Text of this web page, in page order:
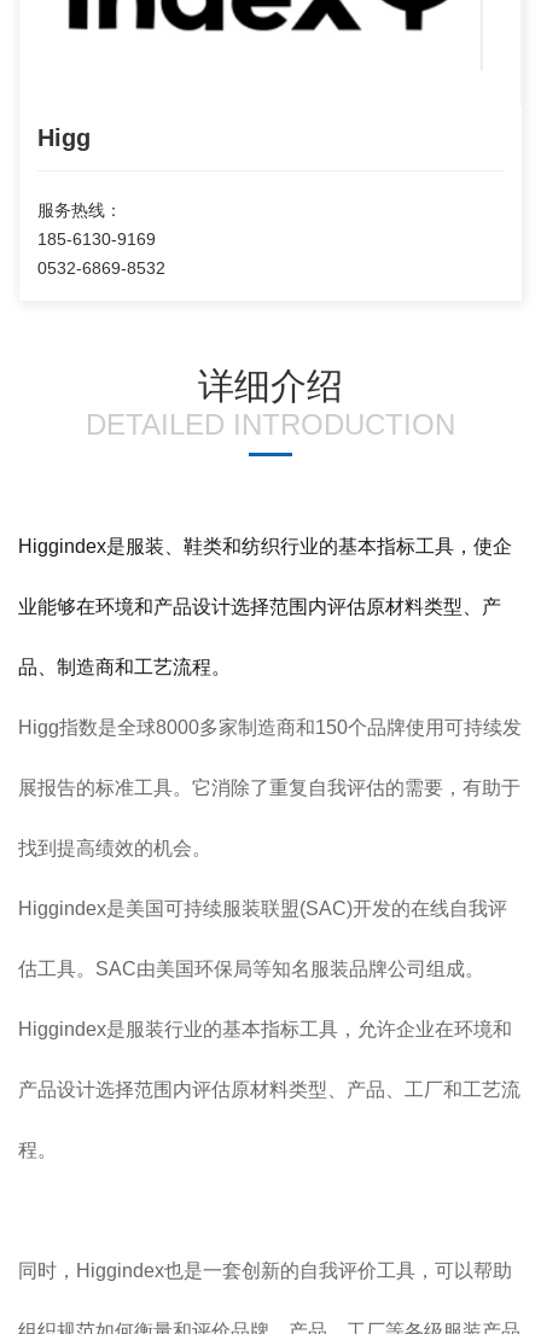
Higg
服务热线：
185-6130-9169
0532-6869-8532
详细介绍
DETAILED INTRODUCTION
Higgindex是服装、鞋类和纺织行业的基本指标工具，使企
业能够在环境和产品设计选择范围内评估原材料类型、产
品、制造商和工艺流程。
Higg指数是全球8000多家制造商和150个品牌使用可持续发
展报告的标准工具。它消除了重复自我评估的需要，有助于
找到提高绩效的机会。
Higgindex是美国可持续服装联盟(SAC)开发的在线自我评
估工具。SAC由美国环保局等知名服装品牌公司组成。
Higgindex是服装行业的基本指标工具，允许企业在环境和
产品设计选择范围内评估原材料类型、产品、工厂和工艺流
程。
同时，Higgindex也是一套创新的自我评价工具，可以帮助